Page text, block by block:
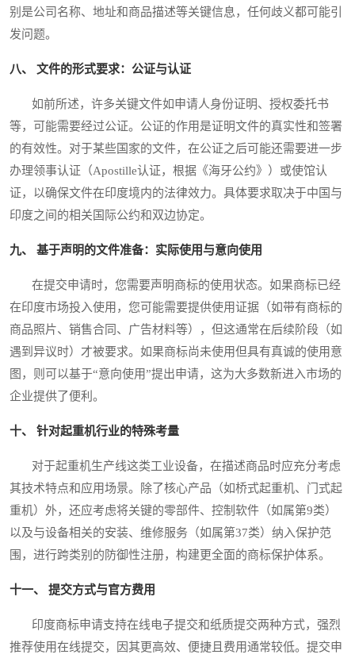
别是公司名称、地址和商品描述等关键信息，任何歧义都可能引
发问题。
八、 文件的形式要求：公证与认证
如前所述，许多关键文件如申请人身份证明、授权委托书
等，可能需要经过公证。公证的作用是证明文件的真实性和签署
的有效性。对于某些国家的文件，在公证之后可能还需要进一步
办理领事认证（Apostille认证，根据《海牙公约》）或使馆认
证，以确保文件在印度境内的法律效力。具体要求取决于中国与
印度之间的相关国际公约和双边协定。
九、 基于声明的文件准备：实际使用与意向使用
在提交申请时，您需要声明商标的使用状态。如果商标已经
在印度市场投入使用，您可能需要提供使用证据（如带有商标的
商品照片、销售合同、广告材料等），但这通常在后续阶段（如
遇到异议时）才被要求。如果商标尚未使用但具有真诚的使用意
图，则可以基于“意向使用”提出申请，这为大多数新进入市场的
企业提供了便利。
十、 针对起重机行业的特殊考量
对于起重机生产线这类工业设备，在描述商品时应充分考虑
其技术特点和应用场景。除了核心产品（如桥式起重机、门式起
重机）外，还应考虑将关键的零部件、控制软件（如属第9类）
以及与设备相关的安装、维修服务（如属第37类）纳入保护范
围，进行跨类别的防御性注册，构建更全面的商标保护体系。
十一、 提交方式与官方费用
印度商标申请支持在线电子提交和纸质提交两种方式，强烈
推荐使用在线提交，因其更高效、便捷且费用通常较低。提交申